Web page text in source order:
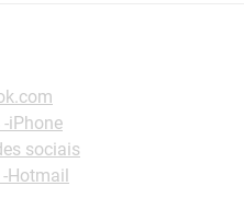
iPhone
sociais
Hotmail